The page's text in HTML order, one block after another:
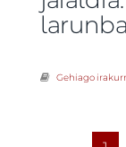
Gehiago
Orriak